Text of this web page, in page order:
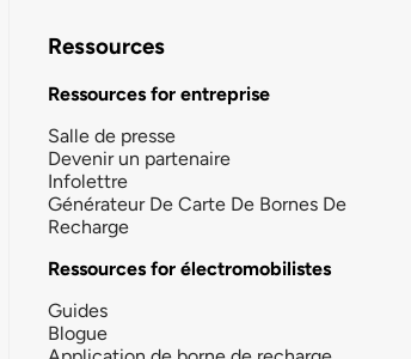
Ressources
Ressources for entreprise
Salle de presse
Devenir un partenaire
Infolettre
Générateur De Carte De Bornes De
Recharge
Ressources for électromobilistes
Guides
Blogue